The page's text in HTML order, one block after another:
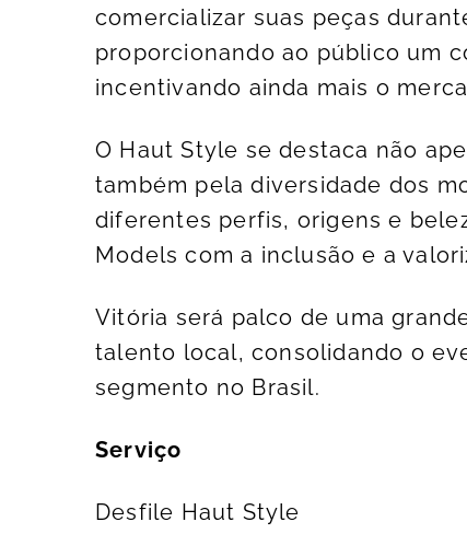
comercializar suas peças
proporcionando ao público um
incentivando ainda mais o
O Haut Style se destaca não
também pela diversidade dos
diferentes perfis, origens e
Models com a inclusão e a
Vitória será palco de uma
talento local, consolidando o
segmento no Brasil.
Serviço
Desfile Haut Style